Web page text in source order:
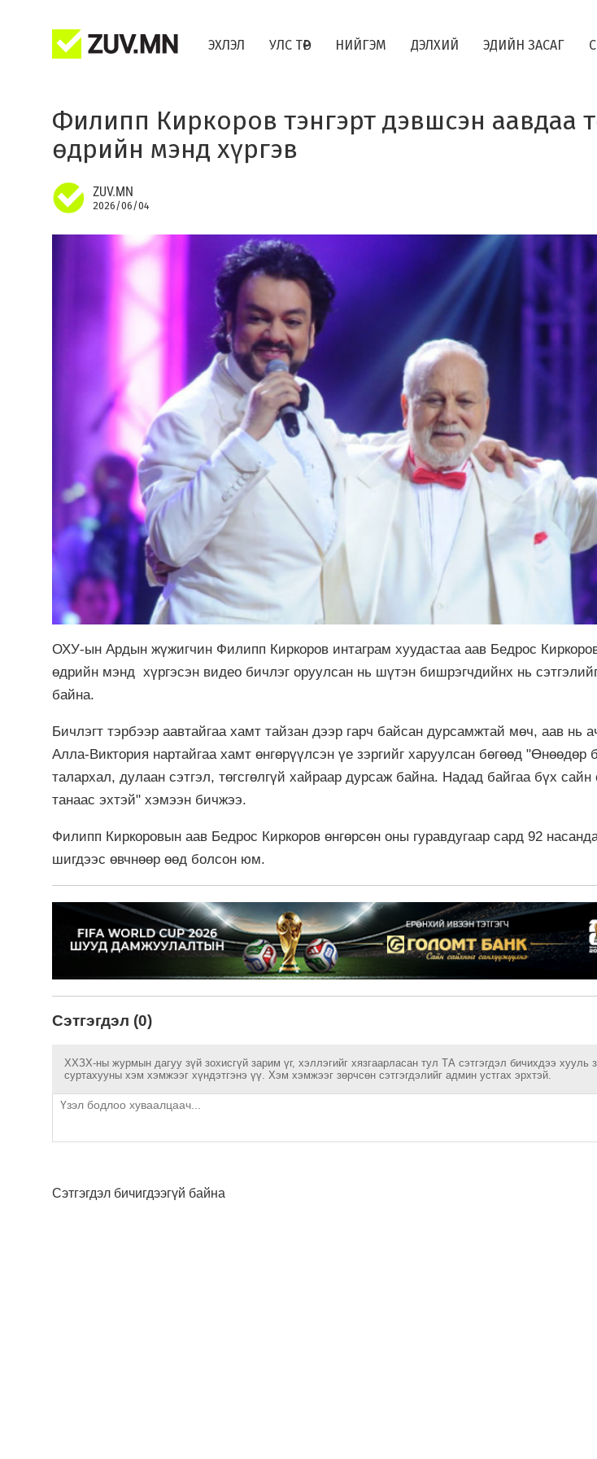
ЭХЛЭЛ УЛС ТӨР НИЙГЭМ ДЭЛХИЙ ЭДИЙН ЗАСАГ
Филипп Киркоров тэнгэрт дэвшсэн аавдаа
өдрийн мэнд хүргэв
ZUV.MN
2026/06/04
ОХУ-ын Ардын жүжигчин Филипп Киркоров интаграм хуудастаа аав Бедрос
өдрийн мэнд хүргэсэн видео бичлэг оруулсан нь шүтэн бишрэгчдийнх нь
байна.
Бичлэгт тэрбээр аавтайгаа хамт тайзан дээр гарч байсан дурсамжтай мөч, аав нь
Алла-Виктория нартайгаа хамт өнгөрүүлсэн үе зэргийг харуулсан бөгөөд "Өнөөдөр
талархал, дулаан сэтгэл, төгсгөлгүй хайраар дурсаж байна. Надад байгаа бүх сайн
танаас эхтэй" хэмээн бичжээ.
Филипп Киркоровын аав Бедрос Киркоров өнгөрсөн оны гуравдугаар сард 92
шигдээс өвчнөөр өөд болсон юм.
Сэтгэгдэл (0)
ХХЗХ-ны журмын дагуу зүй зохисгүй зарим үг, хэллэгийг хязгаарласан тул ТА сэтгэгдэл бичихдээ хууль
суртахууны хэм хэмжээг хүндэтгэнэ үү. Хэм хэмжээг зөрчсөн сэтгэгдэлийг админ устгах эрхтэй.
Сэтгэгдэл бичигдээгүй байна